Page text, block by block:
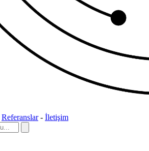
Referanslar - İletişim